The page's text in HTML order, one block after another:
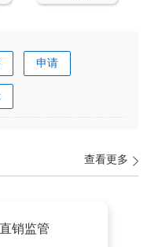
申请
查看更多
直销监管